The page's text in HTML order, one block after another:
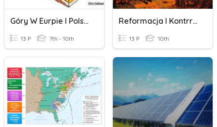
Góry W Eurpie I Polsce
13 P 7th - 10th
Reformacja I Kontrreformacja W Polsce
13 P 10th